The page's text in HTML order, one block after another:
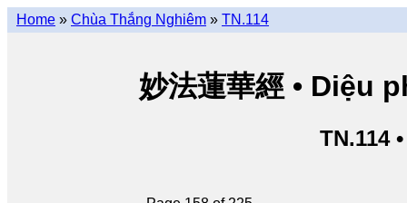
Home » Chùa Thắng Nghiêm » TN.114
妙法蓮華經 • Diệu
TN.114